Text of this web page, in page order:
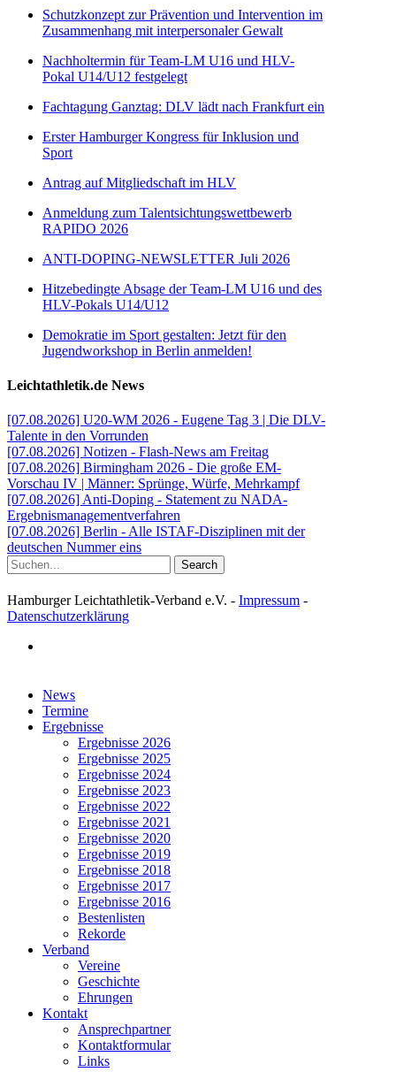
Schutzkonzept zur Prävention und Intervention im
Zusammenhang mit interpersonaler Gewalt
Nachholtermin für Team-LM U16 und HLV-
Pokal U14/U12 festgelegt
Fachtagung Ganztag: DLV lädt nach Frankfurt ein
Erster Hamburger Kongress für Inklusion und
Sport
Antrag auf Mitgliedschaft im HLV
Anmeldung zum Talentsichtungswettbewerb
RAPIDO 2026
ANTI-DOPING-NEWSLETTER Juli 2026
Hitzebedingte Absage der Team-LM U16 und des
HLV-Pokals U14/U12
Demokratie im Sport gestalten: Jetzt für den
Jugendworkshop in Berlin anmelden!
Leichtathletik.de News
[07.08.2026] U20-WM 2026 - Eugene Tag 3 | Die DLV-
Talente in den Vorrunden
[07.08.2026] Notizen - Flash-News am Freitag
[07.08.2026] Birmingham 2026 - Die große EM-
Vorschau IV | Männer: Sprünge, Würfe, Mehrkampf
[07.08.2026] Anti-Doping - Statement zu NADA-
Ergebnismanagementverfahren
[07.08.2026] Berlin - Alle ISTAF-Disziplinen mit der
deutschen Nummer eins
Search
Hamburger Leichtathletik-Verband e.V. - Impressum -
Datenschutzerklärung
Close
Menu
News
Termine
Ergebnisse
Ergebnisse 2026
Ergebnisse 2025
Ergebnisse 2024
Ergebnisse 2023
Ergebnisse 2022
Ergebnisse 2021
Ergebnisse 2020
Ergebnisse 2019
Ergebnisse 2018
Ergebnisse 2017
Ergebnisse 2016
Bestenlisten
Rekorde
Verband
Vereine
Geschichte
Ehrungen
Kontakt
Ansprechpartner
Kontaktformular
Links